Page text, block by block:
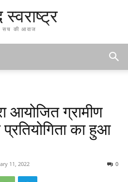
स्वराष्ट्र
सच की आवाज
आयोजित ग्रामीण
का हुआ
11, 2022 0